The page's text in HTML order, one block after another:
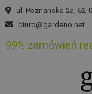
Skip
to
ul. Poznańska 2a,
biuro@gardeno.net
99% zamówień